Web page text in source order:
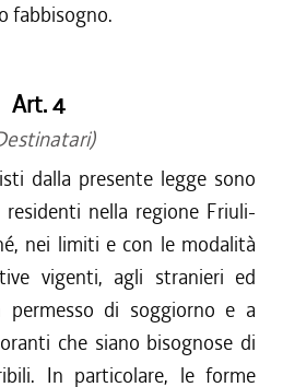
fabbisogno.
Art. 4
dalla presente legge sono
nella regione Friuli-
nei limiti e con le modalità
vigenti, agli stranieri ed
permesso di soggiorno e a
che siano bisognose di
In particolare, le forme